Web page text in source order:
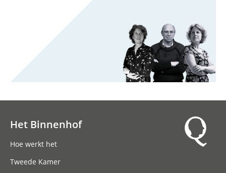
Het Binnenhof
Hoe werkt het
Tweede Kamer